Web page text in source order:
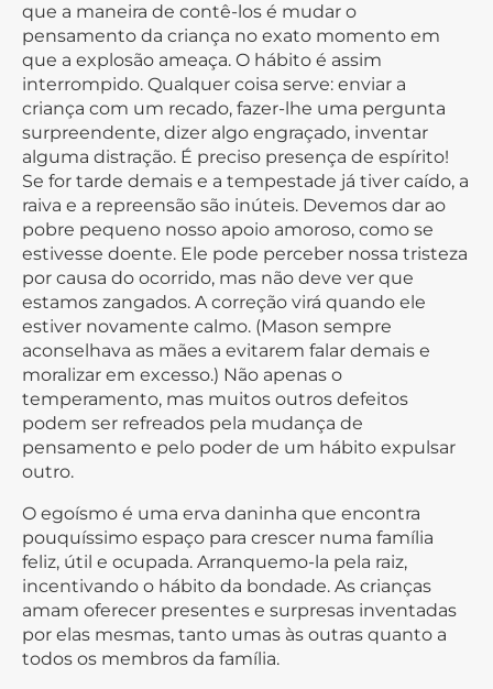
que a maneira de contê-los é mudar o
pensamento da criança no exato momento em
que a explosão ameaça. O hábito é assim
interrompido. Qualquer coisa serve: enviar a
criança com um recado, fazer-lhe uma pergunta
surpreendente, dizer algo engraçado, inventar
alguma distração. É preciso presença de espírito!
Se for tarde demais e a tempestade já tiver caído, a
raiva e a repreensão são inúteis. Devemos dar ao
pobre pequeno nosso apoio amoroso, como se
estivesse doente. Ele pode perceber nossa tristeza
por causa do ocorrido, mas não deve ver que
estamos zangados. A correção virá quando ele
estiver novamente calmo. (Mason sempre
aconselhava as mães a evitarem falar demais e
moralizar em excesso.) Não apenas o
temperamento, mas muitos outros defeitos
podem ser refreados pela mudança de
pensamento e pelo poder de um hábito expulsar
outro.
O egoísmo é uma erva daninha que encontra
pouquíssimo espaço para crescer numa família
feliz, útil e ocupada. Arranquemo-la pela raiz,
incentivando o hábito da bondade. As crianças
amam oferecer presentes e surpresas inventadas
por elas mesmas, tanto umas às outras quanto a
todos os membros da família.